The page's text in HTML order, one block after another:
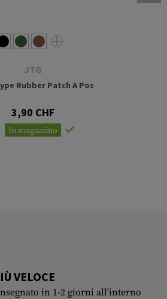
JTG
Rubber Patch A Pos
3,90 CHF
In magazzino
VELOCE
in 1-2 giorni all'interno